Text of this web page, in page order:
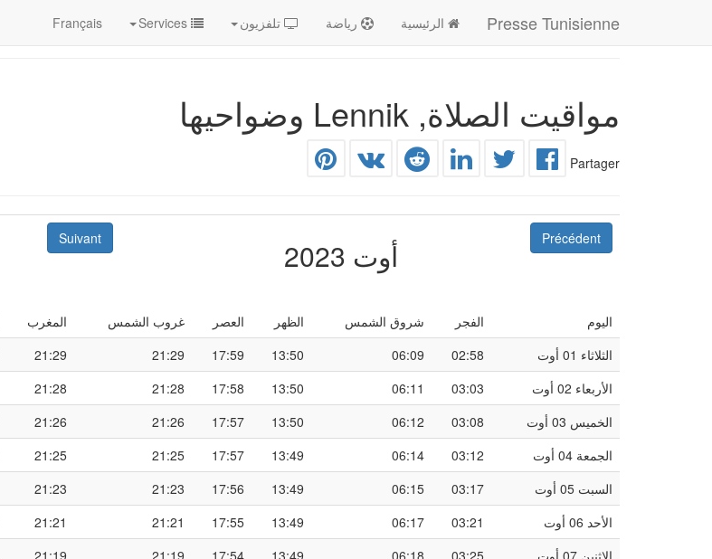
Presse Tunisienne الرئيسية رياضة تلفزيون Français
مواقيت الصلاة, Lennik وضواحيها
Partager
Précédent أوت 2023 Suivant
اليوم الفجر شروق الشمس الظهر العصر غروب الشمس المغرب
الثلاثاء 01 أوت
02:58
06:09
13:50
17:59
21:29
21:29
الأربعاء 02 أوت
03:03
06:11
13:50
17:58
21:28
21:28
الخميس 03 أوت
03:08
06:12
13:50
17:57
21:26
21:26
الجمعة 04 أوت
03:12
06:14
13:49
17:57
21:25
21:25
السبت 05 أوت
03:17
06:15
13:49
17:56
21:23
21:23
الأحد 06 أوت
03:21
06:17
13:49
17:55
21:21
21:21